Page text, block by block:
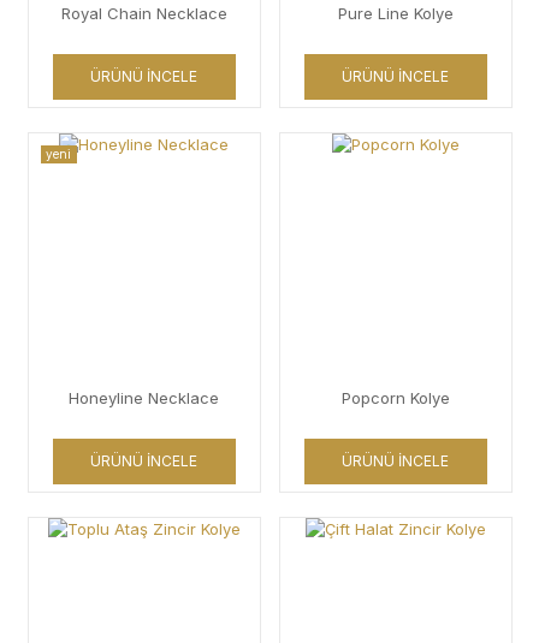
Royal Chain Necklace
ÜRÜNÜ İNCELE
Pure Line Kolye
ÜRÜNÜ İNCELE
yeni
Honeyline Necklace
ÜRÜNÜ İNCELE
Popcorn Kolye
ÜRÜNÜ İNCELE